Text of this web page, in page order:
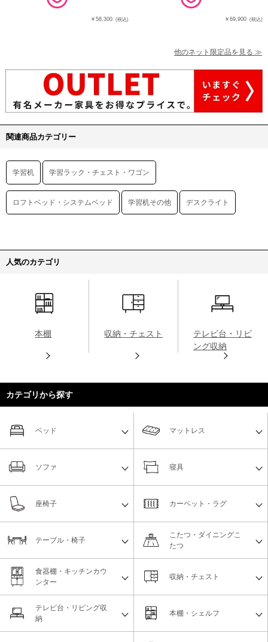
￥58,300 (税込) ￥69,900 (税込)
他のネット限定品を見る ≫
関連商品カテゴリー
学習机 学習ラック・チェスト・ワゴン
ロフトベッド・システムベッド 学習机その他 デスクライト
人気のカテゴリ
本棚 収納・チェスト
テレビ台・リビ
ング収納
カテゴリから探す
ベッド マットレス
ソファ 寝具
座椅子 カーペット・ラグ
テーブル・椅子
こたつ・ダイニングこ
たつ
食器棚・キッチンカウ
ンター
収納・チェスト
テレビ台・リビング収
納
本棚・シェルフ